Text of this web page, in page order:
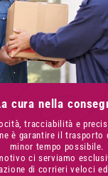
cura nella
tracciabilità e
è garantire il trasporto
minor tempo possibile.
ci serviamo
di corrieri veloci